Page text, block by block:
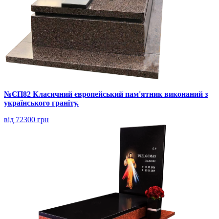
№ЄП82 Класичний європейський пам'ятник виконаний з
українського граніту.
від 72300 грн